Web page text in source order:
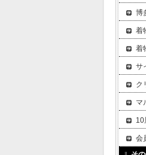
博
着
着
サ
ク
マ
10
会